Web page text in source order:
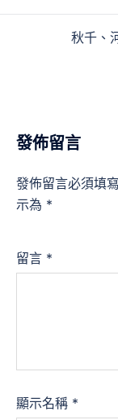
秋千、
發佈留言
發佈留言必須填
示為 *
留言 *
顯示名稱 *